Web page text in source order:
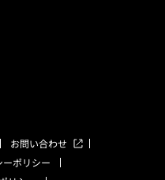
お問い合わせ
ーポリシー